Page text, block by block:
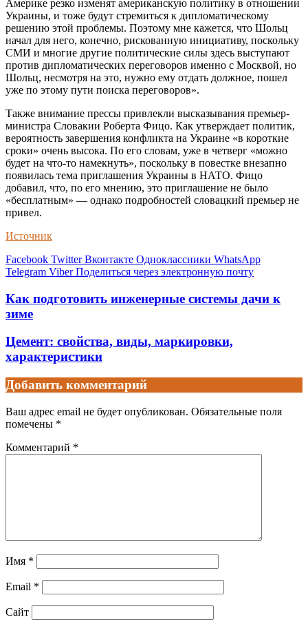
Америке резко изменят американскую политику в отношении
Украины, и тоже будут стремиться к дипломатическому
решению этой проблемы. Поэтому мне кажется, что Шольц
начал для него, конечно, рискованную инициативу, поскольку
СМИ и многие другие политические силы здесь выступают
против дипломатических переговоров именно с Москвой, но
Шольц, несмотря на это, нужно ему отдать должное, пошел
уже по этому пути поиска переговоров».
Также внимание прессы привлекли высказывания премьер-
министра Словакии Роберта Фицо. Как утверждает политик,
вероятность завершения конфликта на Украине «в короткие
сроки» очень высока. По его словам, уже в четверг «можно
будет на что-то намекнуть», поскольку в повестке внезапно
появилась тема приглашения Украины в НАТО. Фицо
добавил, что, по его мнению, это приглашение не было
«бесплатным» — однако подробностей словацкий премьер не
привел.
Источник
Facebook Twitter Вконтакте Одноклассники WhatsApp
Telegram Viber Поделиться через электронную почту
Как подготовить инженерные системы дачи к
зиме
Цемент: свойства, виды, маркировки,
характеристики
Добавить комментарий
Ваш адрес email не будет опубликован. Обязательные поля
помечены *
Комментарий *
Имя *
Email *
Сайт